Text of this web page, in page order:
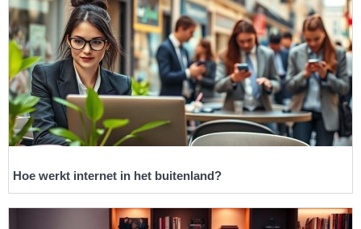
Hoe werkt internet in het buitenland?